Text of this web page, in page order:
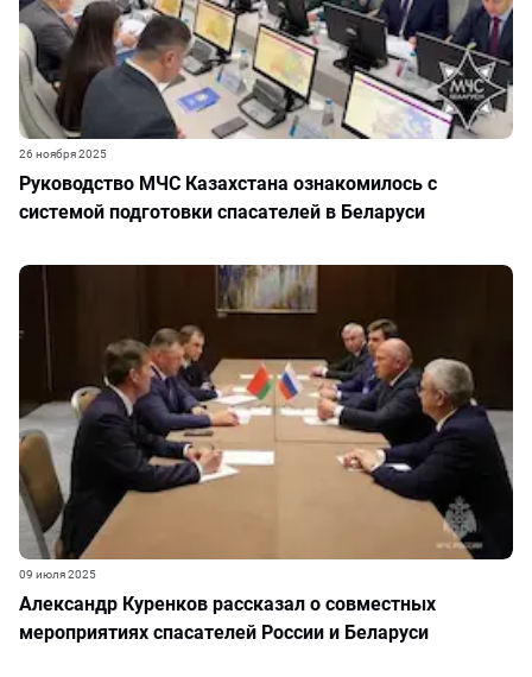
Руководство МЧС Казахстана ознакомилось с
системой подготовки спасателей в Беларуси
26 ноября 2025
Александр Куренков рассказал о совместных
мероприятиях спасателей России и Беларуси
09 июля 2025